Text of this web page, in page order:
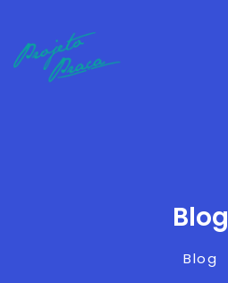
Blog
Blog